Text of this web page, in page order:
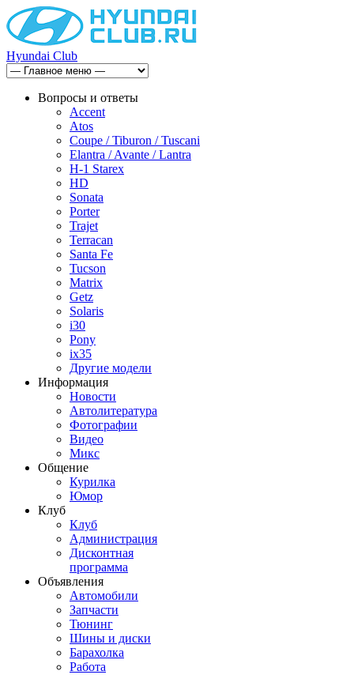
Hyundai Club
Вопросы и ответы
Accent
Atos
Coupe / Tiburon / Tuscani
Elantra / Avante / Lantra
H-1 Starex
HD
Sonata
Porter
Trajet
Terracan
Santa Fe
Tucson
Matrix
Getz
Solaris
i30
Pony
ix35
Другие модели
Информация
Новости
Автолитература
Фотографии
Видео
Микс
Общение
Курилка
Юмор
Клуб
Клуб
Администрация
Дисконтная
программа
Объявления
Автомобили
Запчасти
Тюнинг
Шины и диски
Барахолка
Работа